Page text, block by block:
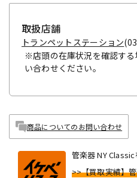
取扱店舗
トランペットステーション
※店頭の在庫状況を確認す
い合わせください。
商品についてのお問い合わせ
管楽器 NY
>>【買取実績】